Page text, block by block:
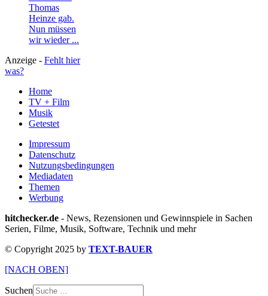
Thomas
Heinze gab.
Nun müssen
wir wieder ...
Anzeige - Fehlt hier
was?
Home
TV + Film
Musik
Getestet
Impressum
Datenschutz
Nutzungsbedingungen
Mediadaten
Themen
Werbung
hitchecker.de - News, Rezensionen und Gewinnspiele in Sachen
Serien, Filme, Musik, Software, Technik und mehr
© Copyright 2025 by TEXT-BAUER
[NACH OBEN]
Suchen